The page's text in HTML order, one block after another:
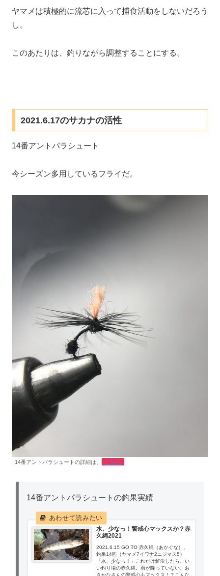
ヤマメは積極的に流芯に入って捕食活動をしないだろう
し。
このあたりは、釣りながら調整することにする。
2021.6.17のサカナの活性
14番アントパラシュート
今シーズン多用しているフライだ。
14番アントパラシュートの詳細は、 こちら
14番アントパラシュートの釣果実績
水、少なっ！警戒心マックスか？赤
久縄2021
2021.6.15 GO TO 赤久縄（あかぐな）。
釣果14匹（ヤマメ7イワナ2ニジマス5）
「水、少なっ！」これだけ解決したら、い
い釣り場の赤久縄。雨が降っていない、お